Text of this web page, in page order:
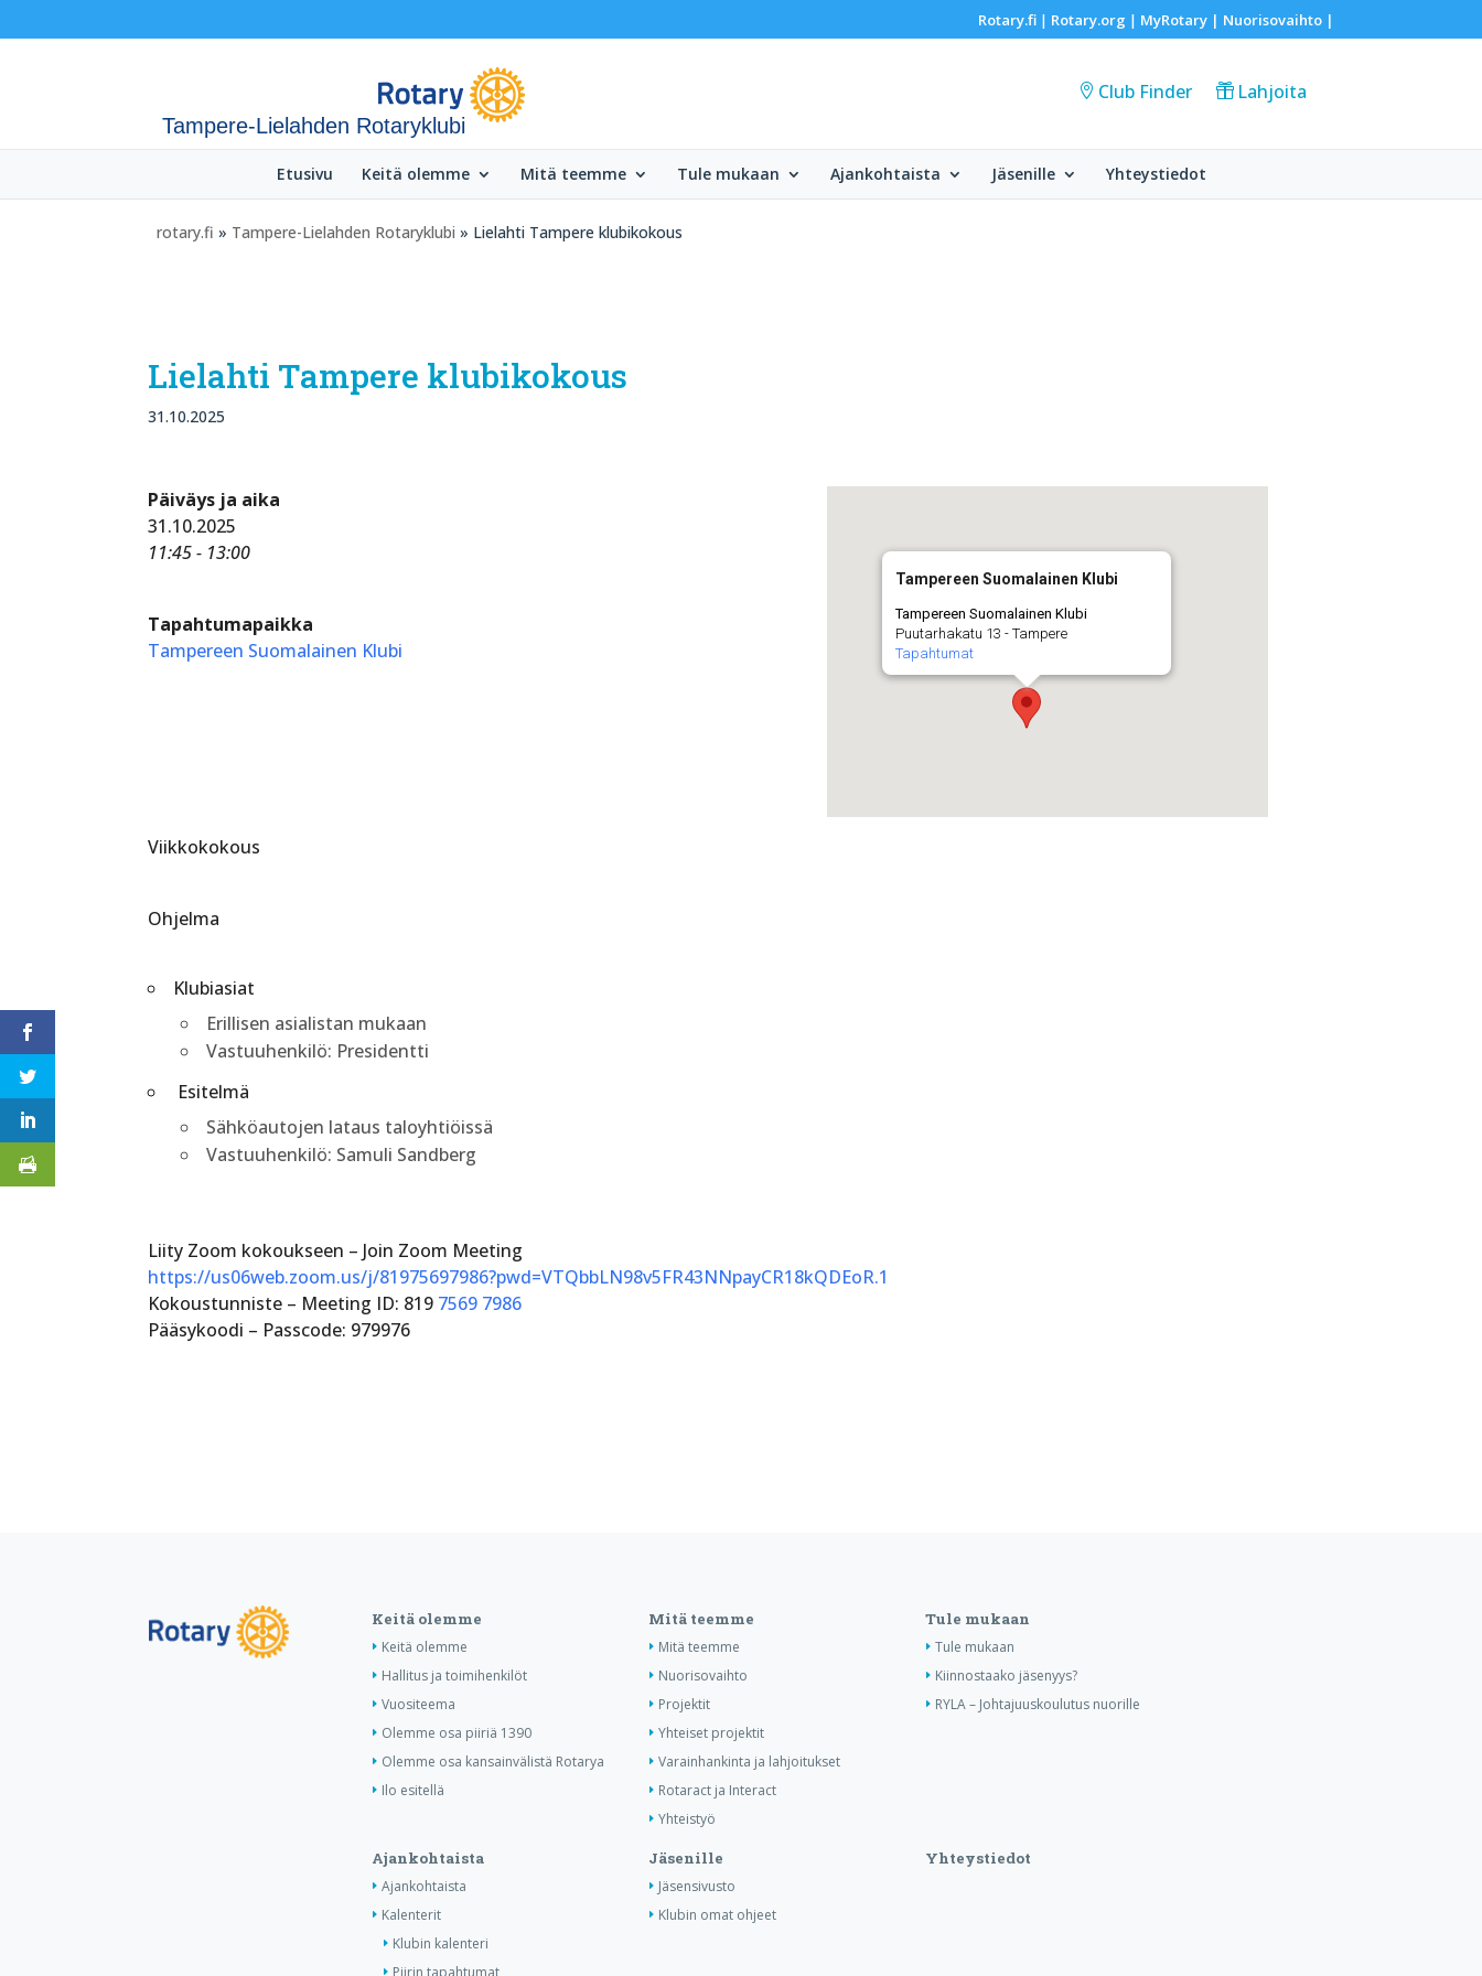
Rotary.fi| Rotary.org | MyRotary | Nuorisovaihto|
Tampere-Lielahden Rotaryklubi
Club Finder Lahjoita
Etusivu Keitä olemme Mitä teemme Tule mukaan Ajankohtaista Jäsenille Yhteystiedot
rotary.fi » Tampere-Lielahden Rotaryklubi » Lielahti Tampere klubikokous
Lielahti Tampere klubikokous
31.10.2025
Tampereen Suomalainen Klubi
Tampereen Suomalainen Klubi
Puutarhakatu 13 - Tampere
Tapahtumat
Päiväys ja aika
31.10.2025
11:45 - 13:00
Tapahtumapaikka
Tampereen Suomalainen Klubi
Viikkokokous
Ohjelma
Klubiasiat
Erillisen asialistan mukaan
Vastuuhenkilö: Presidentti
Esitelmä
Sähköautojen lataus taloyhtiöissä
Vastuuhenkilö: Samuli Sandberg
Liity Zoom kokoukseen – Join Zoom Meeting
https://us06web.zoom.us/j/81975697986?pwd=VTQbbLN98v5FR43NNpayCR18kQDEoR.1
Kokoustunniste – Meeting ID: 819 7569 7986
Pääsykoodi – Passcode: 979976
Keitä olemme
Keitä olemme
Hallitus ja toimihenkilöt
Vuositeema
Olemme osa piiriä 1390
Olemme osa kansainvälistä Rotarya
Ilo esitellä
Mitä teemme
Mitä teemme
Nuorisovaihto
Projektit
Yhteiset projektit
Varainhankinta ja lahjoitukset
Rotaract ja Interact
Yhteistyö
Tule mukaan
Tule mukaan
Kiinnostaako jäsenyys?
RYLA – Johtajuuskoulutus nuorille
Ajankohtaista
Ajankohtaista
Kalenterit
Klubin kalenteri
Piirin tapahtumat
Jäsenille
Jäsensivusto
Klubin omat ohjeet
Yhteystiedot